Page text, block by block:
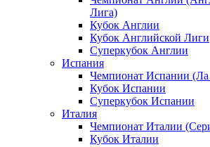
Лига)
Кубок Англии
Кубок Английской Лиги
Суперкубок Англии
Испания
Чемпионат Испании
Кубок Испании
Суперкубок Испании
Италия
Чемпионат Италии
Кубок Италии